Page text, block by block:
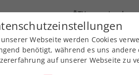
ÖTV
Ausbildung Services
Webseite werden Cookies
benötigt, während es uns andere
auf unserer Webseite zu